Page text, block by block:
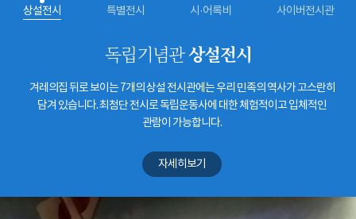
상설전시 특별전시 시·어록비 사이버전시관
독립기념관상설전시
겨레의집 뒤로 보이는 7개의 상설 전시관에는 우리 민족의 역사가 고스란히
담겨 있습니다. 최첨단 전시로 독립운동사에 대한 체험적이고 입체적인
관람이 가능합니다.
자세히보기